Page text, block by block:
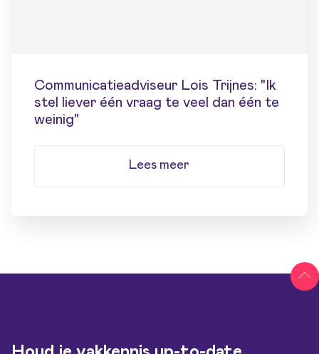
Communicatieadviseur Lois Trijnes: "Ik
stel liever één vraag te veel dan één te
weinig"
Lees meer